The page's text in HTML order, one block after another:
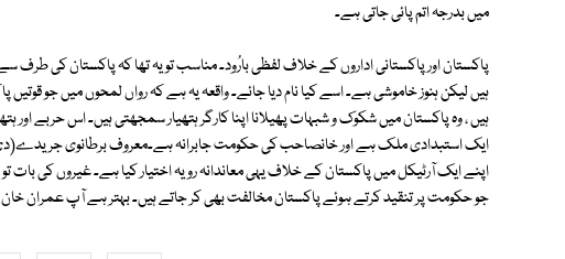
میں بدرجہ اتم پائی جاتی ہے۔
پاکستان اور پاکستانی اداروں کے خلاف لفظی بارُود۔ مناسب تو یہ تھا کہ پاکستان کی
ہیں لیکن ہنوز خاموشی ہے۔ اسے کیا نام دیا جائے۔ واقعہ یہ ہے کہ رواں لمحوں میں جو
ہیں ، وہ پاکستان میں شکوک و شبہات پھیلانا اپنا کارگر ہتھیار سمجھتی ہیں۔ اس حربے
اپنے ایک آرٹیکل میں پاکستان کے خلاف یہی معاندانہ رویہ اختیار کیا ہے۔ غیروں کی بات
جو حکومت پر تنقید کرتے ہوئے پاکستان مخالفت بھی کر جاتے ہیں۔ بہتر ہے آپ عمران